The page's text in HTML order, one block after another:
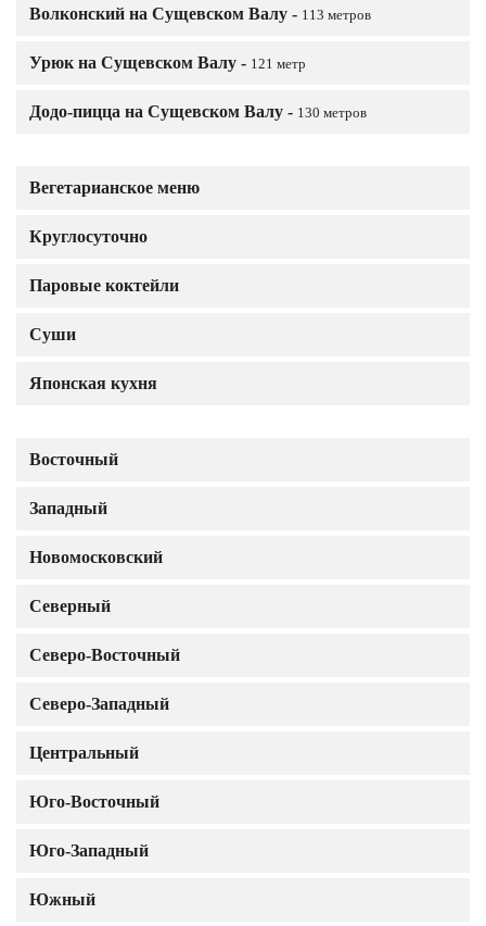
Вегетарианское меню
Круглосуточно
Паровые коктейли
Суши
Японская кухня
Восточный
Западный
Новомосковский
Северный
Северо-Восточный
Северо-Западный
Центральный
Юго-Восточный
Юго-Западный
Южный
Волконский на Сущевском Валу - 113 метров
Урюк на Сущевском Валу - 121 метр
Додо-пицца на Сущевском Валу - 130 метров